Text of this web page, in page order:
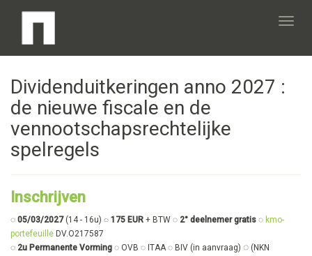
Dividenduitkeringen anno 2027 :
de nieuwe fiscale en de
vennootschapsrechtelijke
spelregels
Inschrijven
◌ 05/03/2027 (14 - 16u) ◌ 175 EUR + BTW ◌ 2° deelnemer gratis ◌ kmo-
portefeuille DV.O217587
◌ 2u Permanente Vorming ◌ OVB ◌ ITAA ◌ BIV (in aanvraag) ◌ (NKN